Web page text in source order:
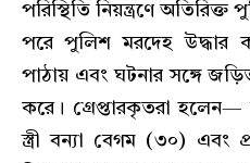
পরিস্থিতি নিয়ন্ত্রণে
পরে পুলিশ মরদেহ উদ্ধার
পাঠায় এবং ঘটনার সঙ্গে
করে। গ্রেপ্তারকৃতরা
স্ত্রী বন্যা বেগম (৩০) এবং